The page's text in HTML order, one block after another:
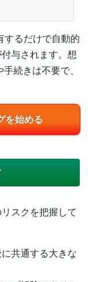
するだけで自動的
与されます。想
続きは不要で、
を始める
スクを把握して
共通する大きな